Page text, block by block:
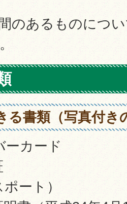
のあるものにつ
る書類（写真付き
ーカード
ート）